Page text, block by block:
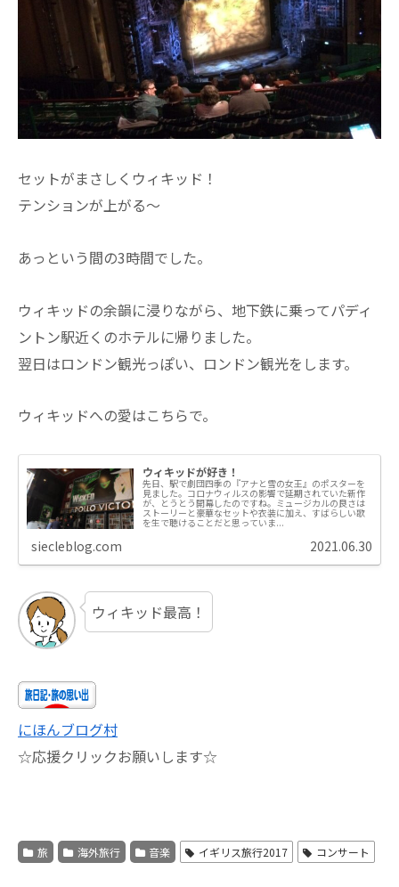
セットがまさしくウィキッド！
テンションが上がる～
あっという間の3時間でした。
ウィキッドの余韻に浸りながら、地下鉄に乗ってパディ
ントン駅近くのホテルに帰りました。
翌日はロンドン観光っぽい、ロンドン観光をします。
ウィキッドへの愛はこちらで。
ウィキッドが好き！
先日、駅で劇団四季の『アナと雪の女王』のポスターを
見ました。コロナウィルスの影響で延期されていた新作
が、とうとう開幕したのですね。ミュージカルの良さは
ストーリーと豪華なセットや衣装に加え、すばらしい歌
を生で聴けることだと思っていま...
siecleblog.com 2021.06.30
ウィキッド最高！
にほんブログ村
☆応援クリックお願いします☆
旅 海外旅行 音楽 イギリス旅行2017 コンサート